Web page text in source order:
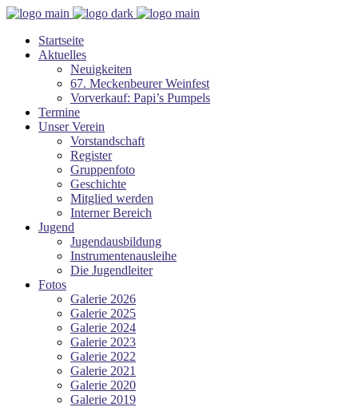
Startseite
Aktuelles
Neuigkeiten
67. Meckenbeurer Weinfest
Vorverkauf: Papi’s Pumpels
Termine
Unser Verein
Vorstandschaft
Register
Gruppenfoto
Geschichte
Mitglied werden
Interner Bereich
Jugend
Jugendausbildung
Instrumentenausleihe
Die Jugendleiter
Fotos
Galerie 2026
Galerie 2025
Galerie 2024
Galerie 2023
Galerie 2022
Galerie 2021
Galerie 2020
Galerie 2019